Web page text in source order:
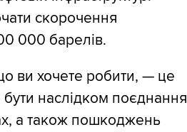
скорочення
000 барелів.
ви хочете робити, — це
наслідком поєднання
а також пошкоджень